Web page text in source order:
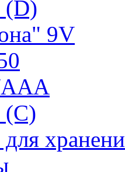
(D)
9V
(C)